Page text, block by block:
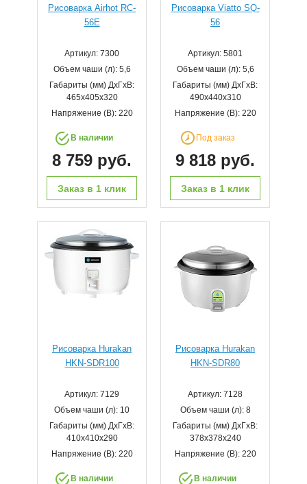
Рисоварка Airhot RC-
56E
Артикул: 7300
Объем чаши (л): 5,6
Габариты (мм) ДхГхВ:
465x405x320
Напряжение (В): 220
В наличии
8 759 руб.
Заказ в 1 клик
Рисоварка Viatto SQ-
56
Артикул: 5801
Объем чаши (л): 5,6
Габариты (мм) ДхГхВ:
490х440х310
Напряжение (В): 220
Под заказ
9 818 руб.
Заказ в 1 клик
Рисоварка Hurakan
HKN-SDR100
Артикул: 7129
Объем чаши (л): 10
Габариты (мм) ДхГхВ:
410x410x290
Напряжение (В): 220
В наличии
Рисоварка Hurakan
HKN-SDR80
Артикул: 7128
Объем чаши (л): 8
Габариты (мм) ДхГхВ:
378x378x240
Напряжение (В): 220
В наличии